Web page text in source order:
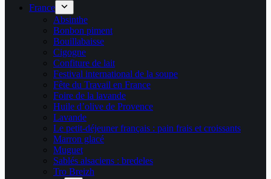
France
Absinthe
Bonbon piment
Bouillabaisse
Cigogne
Confiture de lait
Festival international de la soupe
Fête du Travail en France
Foire de la lavande
Huile d’olive de Provence
Lavande
Le petit-déjeuner français : pain frais et croissants
Marron glacé
Muguet
Sablés alsaciens : bredeles
Tro Breizh